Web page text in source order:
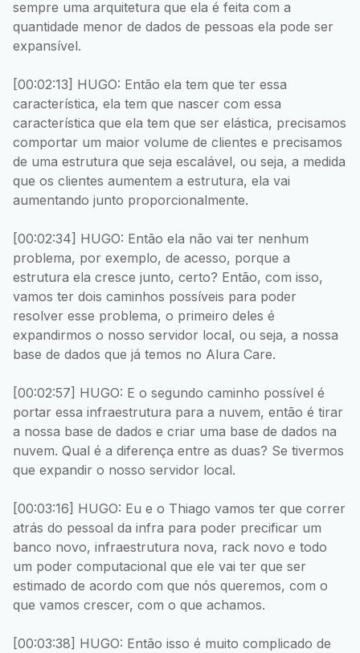
sempre uma arquitetura que ela é feita com a
quantidade menor de dados de pessoas ela pode ser
expansível.
[00:02:13] HUGO: Então ela tem que ter essa
característica, ela tem que nascer com essa
característica que ela tem que ser elástica, precisamos
comportar um maior volume de clientes e precisamos
de uma estrutura que seja escalável, ou seja, a medida
que os clientes aumentem a estrutura, ela vai
aumentando junto proporcionalmente.
[00:02:34] HUGO: Então ela não vai ter nenhum
problema, por exemplo, de acesso, porque a
estrutura ela cresce junto, certo? Então, com isso,
vamos ter dois caminhos possíveis para poder
resolver esse problema, o primeiro deles é
expandirmos o nosso servidor local, ou seja, a nossa
base de dados que já temos no Alura Care.
[00:02:57] HUGO: E o segundo caminho possível é
portar essa infraestrutura para a nuvem, então é tirar
a nossa base de dados e criar uma base de dados na
nuvem. Qual é a diferença entre as duas? Se tivermos
que expandir o nosso servidor local.
[00:03:16] HUGO: Eu e o Thiago vamos ter que correr
atrás do pessoal da infra para poder precificar um
banco novo, infraestrutura nova, rack novo e todo
um poder computacional que ele vai ter que ser
estimado de acordo com que nós queremos, com o
que vamos crescer, com o que achamos.
[00:03:38] HUGO: Então isso é muito complicado de